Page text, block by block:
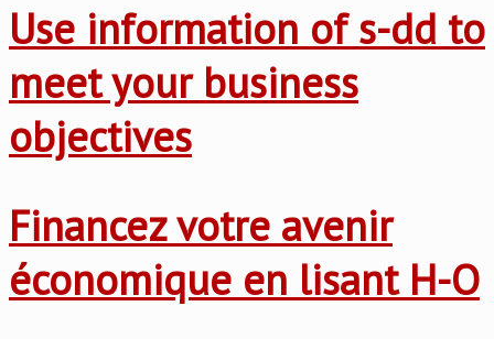
Use information of s-dd to
meet your business
objectives
Financez votre avenir
économique en lisant H-O